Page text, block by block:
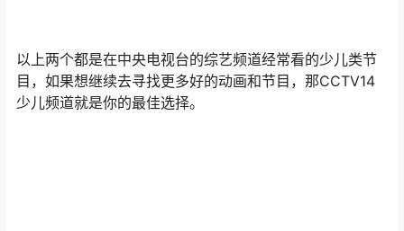
以上两个都是在中央电视台的综艺频道经常看的少儿类节
目，如果想继续去寻找更多好的动画和节目，那CCTV14
少儿频道就是你的最佳选择。